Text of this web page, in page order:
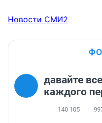
Новости СМИ2
давайте
каждого
140 105